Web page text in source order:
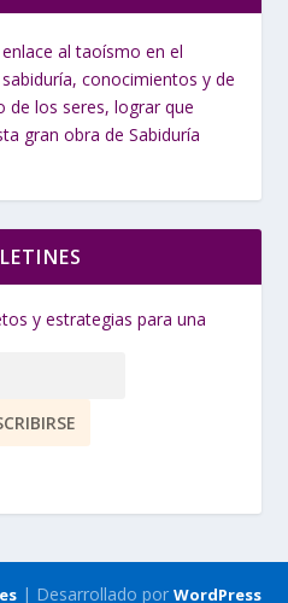
al taoísmo en el
conocimientos y de
de los seres, lograr que
gran obra de Sabiduría
y estrategias para una
| Desarrollado por WordPress